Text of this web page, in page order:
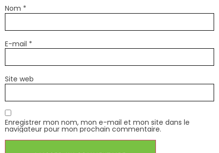
Nom *
E-mail *
Site web
Enregistrer mon nom, mon e-mail et mon site dans le
navigateur pour mon prochain commentaire.